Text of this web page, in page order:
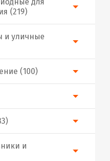
и
(100)
и уличные
(219)